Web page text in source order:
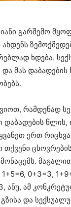
გარშემო
ხდება.
მას დაბადების
რამდენად
დაბადების წლის,
ერთ
თქვენი
1+5=6, 0+3=3,
ანუ, ამ
და